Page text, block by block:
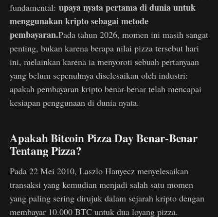
fundamental: upaya nyata pertama di dunia untuk
menggunakan kripto sebagai metode
pembayaran.Pada tahun 2026, momen ini masih sangat
penting, bukan karena berapa nilai pizza tersebut hari
ini, melainkan karena ia menyoroti sebuah pertanyaan
yang belum sepenuhnya diselesaikan oleh industri:
apakah pembayaran kripto benar-benar telah mencapai
kesiapan penggunaan di dunia nyata.
Apakah Bitcoin Pizza Day Benar-Benar
Tentang Pizza?
Pada 22 Mei 2010, Laszlo Hanyecz menyelesaikan
transaksi yang kemudian menjadi salah satu momen
yang paling sering dirujuk dalam sejarah kripto dengan
membayar 10.000 BTC untuk dua loyang pizza.